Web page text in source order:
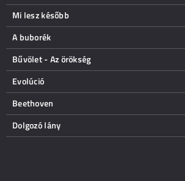
Mi lesz később
A buborék
Bűvölet - Az örökség
Evolúció
Beethoven
Dolgozó lány